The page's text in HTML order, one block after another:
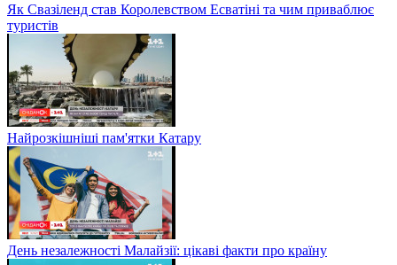
Як Свазіленд став Королевством Есватіні та чим приваблює
туристів
Найрозкішніші пам'ятки Катару
День незалежності Малайзії: цікаві факти про країну